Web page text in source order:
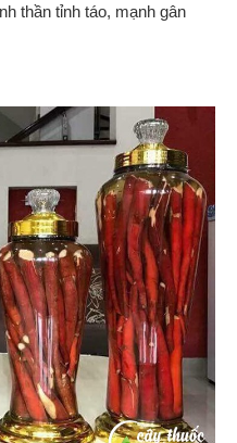
thần tỉnh táo, mạnh gân